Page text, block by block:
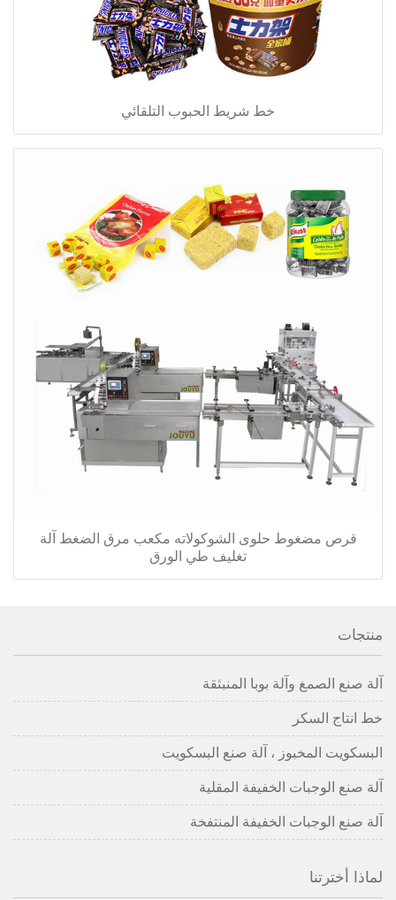
خط شريط الحبوب التلقائي
قرص مضغوط حلوى الشوكولاته مكعب مرق الضغط آلة
تغليف طي الورق
منتجات
آلة صنع الصمغ وآلة بوبا المنبثقة
خط انتاج السكر
البسكويت المخبوز ، آلة صنع البسكويت
آلة صنع الوجبات الخفيفة المقلية
آلة صنع الوجبات الخفيفة المنتفخة
لماذا أخترتنا